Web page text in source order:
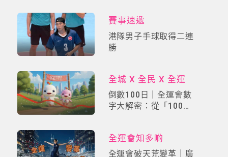
賽事速遞
港隊男子手球取得二連
勝
全城 X 全民 X 全運
倒數100日｜全運會數
字大解密：從「100」
全運會知多啲
全運會破天荒變革｜廣